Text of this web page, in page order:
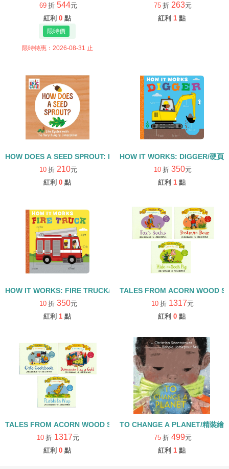
69 折 544元
紅利 0 點
限時特惠：2026-08-31 止
75 折 263元
紅利 1 點
HOW DOES A SEED SPROUT: LIFE CYCLES WITH THE VERY
10 折 210元
紅利 0 點
HOW IT WORKS: DIGGER/硬頁
10 折 350元
紅利 1 點
HOW IT WORKS: FIRE TRUCK/硬頁書
10 折 350元
紅利 1 點
TALES FROM ACORN WOOD
10 折 1317元
紅利 0 點
TALES FROM ACORN WOOD STORY COLLECTION 生活日常組/
10 折 1317元
紅利 0 點
TO CHANGE A PLANET/精裝繪
75 折 499元
紅利 1 點